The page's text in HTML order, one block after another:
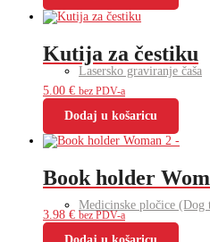
Lasersko graviranje čaša
Medicinske pločice (Dog
Kutija za čestiku
5.00 € bez PDV-a
Dodaj u košaricu
Book holder
3.98 € bez PDV-a